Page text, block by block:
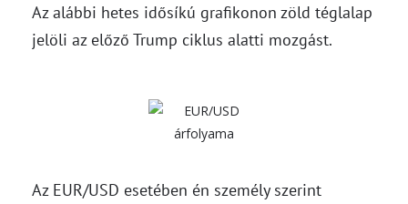
Az alábbi hetes idősíkú grafikonon zöld téglalap
jelöli az előző Trump ciklus alatti mozgást.
Az EUR/USD esetében én személy szerint